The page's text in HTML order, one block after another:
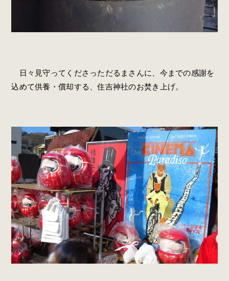
日々見守ってくださっただるまさんに、今までの感謝を
込めて供養・償却する、住吉神社のお焚き上げ。